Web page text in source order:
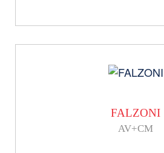
FALZONI
AV+CM